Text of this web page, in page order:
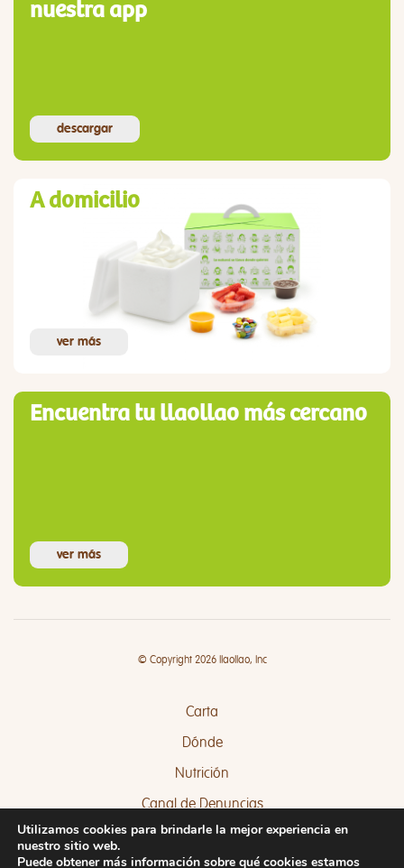
nuestra app
descargar
A domicilio
ver más
Encuentra tu llaollao más cercano
ver más
© Copyright 2026 llaollao, Inc
Carta
Dónde
Nutrición
Canal de Denuncias
Quejas y Sugerencias
Utilizamos cookies para brindarle la mejor experiencia en
nuestro sitio web.
Puede obtener más información sobre qué cookies estamos